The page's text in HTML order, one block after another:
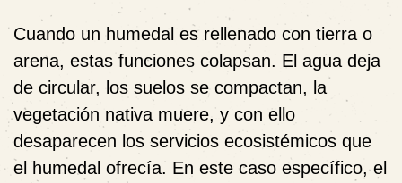
Cuando un humedal es rellenado con tierra o
arena, estas funciones colapsan. El agua deja
de circular, los suelos se compactan, la
vegetación nativa muere, y con ello
desaparecen los servicios ecosistémicos que
el humedal ofrecía. En este caso específico, el